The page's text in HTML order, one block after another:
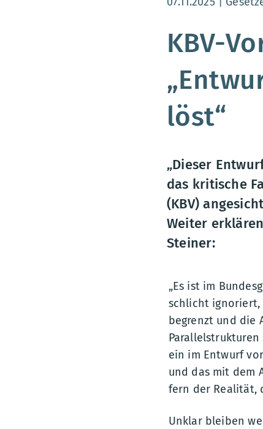
KBV-
löst“
„Dieser
das kritische
(KBV)
Weiter
Steiner:
„Es ist im
schlicht ignoriert,
begrenzt und die
ein im Entwurf
und das mit dem
fern der Realität,
Unklar bleiben